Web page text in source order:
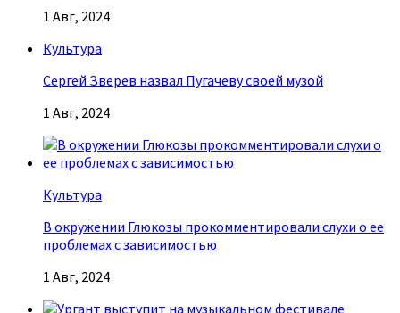
1 Авг, 2024
Культура
Сергей Зверев назвал Пугачеву своей музой
1 Авг, 2024
Культура
В окружении Глюкозы прокомментировали слухи о ее
проблемах с зависимостью
1 Авг, 2024